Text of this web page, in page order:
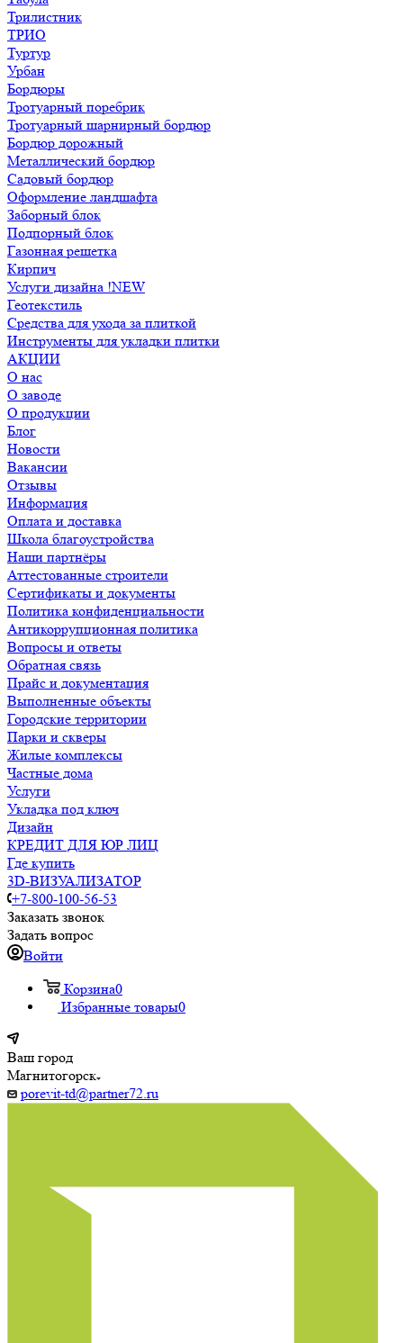
Трилистник
ТРИО
Туртур
Урбан
Бордюры
Тротуарный поребрик
Тротуарный шарнирный бордюр
Бордюр дорожный
Металлический бордюр
Садовый бордюр
Оформление ландшафта
Заборный блок
Подпорный блок
Газонная решетка
Кирпич
Услуги дизайна !NEW
Геотекстиль
Средства для ухода за плиткой
Инструменты для укладки плитки
АКЦИИ
О нас
О заводе
О продукции
Блог
Новости
Вакансии
Отзывы
Информация
Оплата и доставка
Школа благоустройства
Наши партнёры
Аттестованные строители
Сертификаты и документы
Политика конфиденциальности
Антикоррупционная политика
Вопросы и ответы
Обратная связь
Прайс и документация
Выполненные объекты
Городские территории
Парки и скверы
Жилые комплексы
Частные дома
Услуги
Укладка под ключ
Дизайн
КРЕДИТ ДЛЯ ЮР ЛИЦ
Где купить
3D-ВИЗУАЛИЗАТОР
+7-800-100-56-53
Заказать звонок
Задать вопрос
Войти
Корзина0
Избранные товары0
Ваш город
Магнитогорск
porevit-td@partner72.ru